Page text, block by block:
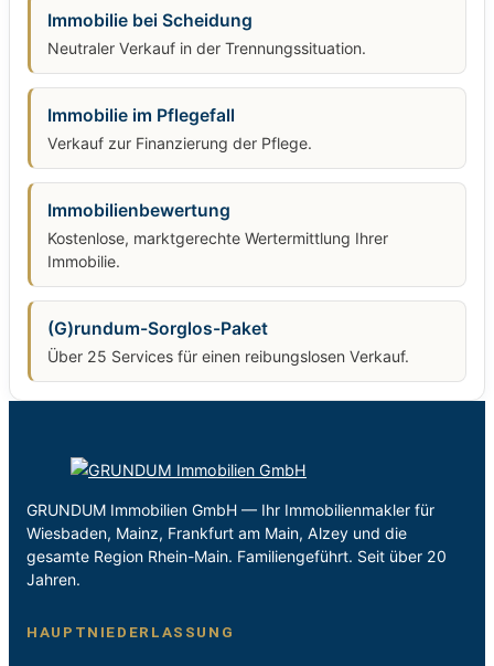
Immobilie bei Scheidung
Neutraler Verkauf in der Trennungssituation.
Immobilie im Pflegefall
Verkauf zur Finanzierung der Pflege.
Immobilienbewertung
Kostenlose, marktgerechte Wertermittlung Ihrer
Immobilie.
(G)rundum-Sorglos-Paket
Über 25 Services für einen reibungslosen Verkauf.
GRUNDUM Immobilien GmbH — Ihr Immobilienmakler für
Wiesbaden, Mainz, Frankfurt am Main, Alzey und die
gesamte Region Rhein-Main. Familiengeführt. Seit über 20
Jahren.
HAUPTNIEDERLASSUNG